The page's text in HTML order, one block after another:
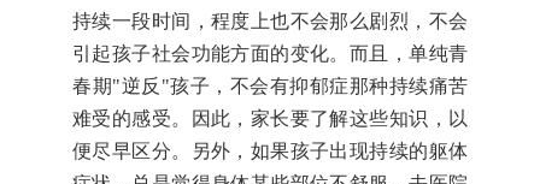
持续一段时间，程度上也不会那么剧烈，不会
引起孩子社会功能方面的变化。而且，单纯青
春期"逆反"孩子，不会有抑郁症那种持续痛苦
难受的感受。因此，家长要了解这些知识，以
便尽早区分。另外，如果孩子出现持续的躯体